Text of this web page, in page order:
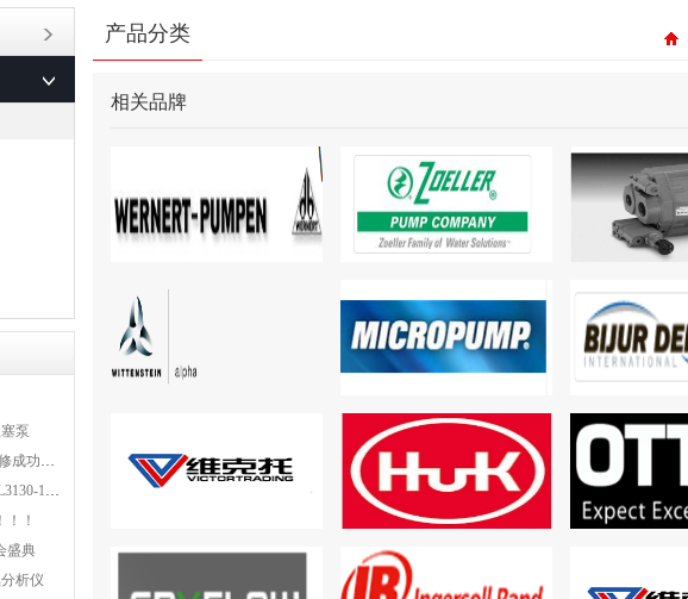
泵
CHINO 显示屏 LT370维修成功案例
SIENENS变频器型号6SL3130-1TE24-0AA0维修案例
！
盛典
析仪
产品分类
相关品牌